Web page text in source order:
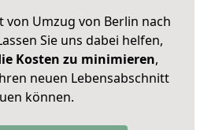
von Umzug von Berlin nach
Sie uns dabei helfen,
Kosten zu minimieren,
neuen Lebensabschnitt
können.